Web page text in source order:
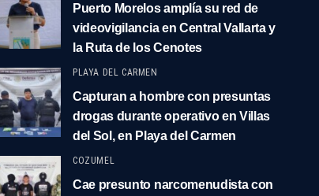
Puerto Morelos amplía su red de
videovigilancia en Central Vallarta y
la Ruta de los Cenotes
PLAYA DEL CARMEN
Capturan a hombre con presuntas
drogas durante operativo en Villas
del Sol, en Playa del Carmen
COZUMEL
Cae presunto narcomenudista con